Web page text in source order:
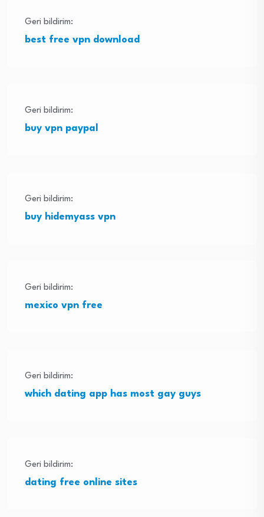
Geri bildirim:
best free vpn download
Geri bildirim:
buy vpn paypal
Geri bildirim:
buy hidemyass vpn
Geri bildirim:
mexico vpn free
Geri bildirim:
which dating app has most gay guys
Geri bildirim:
dating free online sites